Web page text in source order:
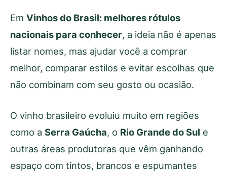
Em Vinhos do Brasil: melhores rótulos
nacionais para conhecer, a ideia não é apenas
listar nomes, mas ajudar você a comprar
melhor, comparar estilos e evitar escolhas que
não combinam com seu gosto ou ocasião.
O vinho brasileiro evoluiu muito em regiões
como a Serra Gaúcha, o Rio Grande do Sul e
outras áreas produtoras que vêm ganhando
espaço com tintos, brancos e espumantes